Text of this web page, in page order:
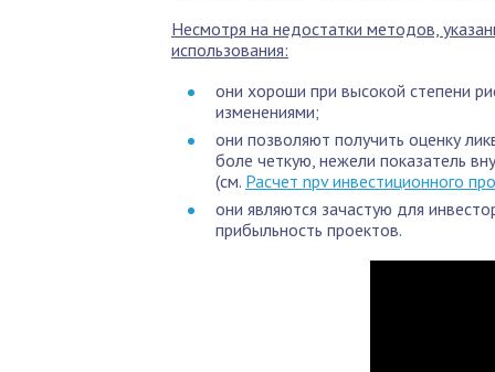
Несмотря на недостатки методов,
использования:
они хороши при высокой степени
изменениями;
они позволяют получить оценку
боле четкую, нежели показатель
(см. Расчет npv инвестиционного
они являются зачастую для
прибыльность проектов.